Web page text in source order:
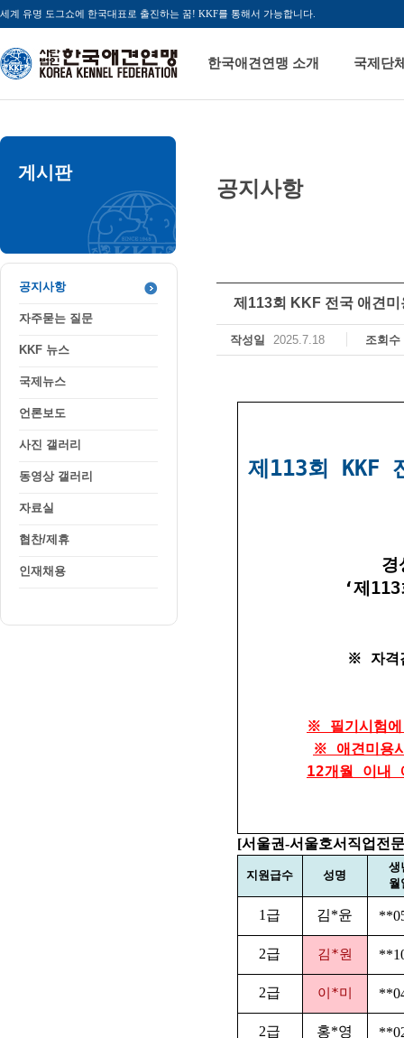
세계 유명 도그쇼에 한국대표로 출진하는 꿈! KKF를 통해서 가능합니다.
한국애견연맹 소개 국제단
게시판
공지사항
자주묻는 질문
KKF 뉴스
국제뉴스
언론보도
사진 갤러리
동영상 갤러리
자료실
협찬/제휴
인재채용
공지사항